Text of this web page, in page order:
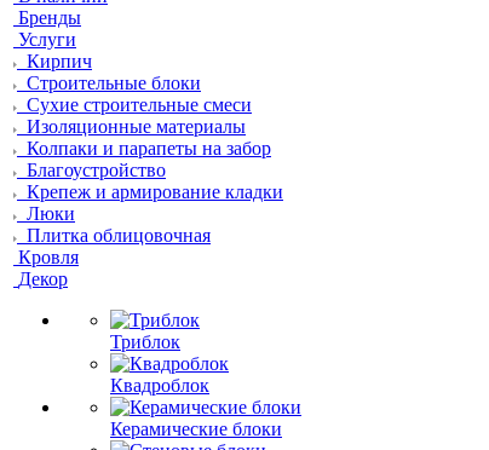
Бренды
Услуги
Кирпич
Строительные блоки
Сухие строительные смеси
Изоляционные материалы
Колпаки и парапеты на забор
Благоустройство
Крепеж и армирование кладки
Люки
Плитка облицовочная
Кровля
Декор
Триблок
Квадроблок
Керамические блоки